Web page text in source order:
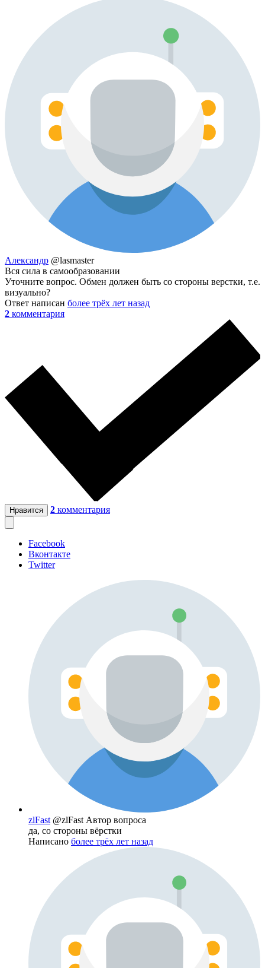
Александр @lasmaster
Вся сила в самообразовании
Уточните вопрос. Обмен должен быть со стороны верстки, т.е.
визуально?
Ответ написан более трёх лет назад
2 комментария
Нравится 2 комментария
Facebook
Вконтакте
Twitter
zlFast @zlFast Автор вопроса
да, со стороны вёрстки
Написано более трёх лет назад